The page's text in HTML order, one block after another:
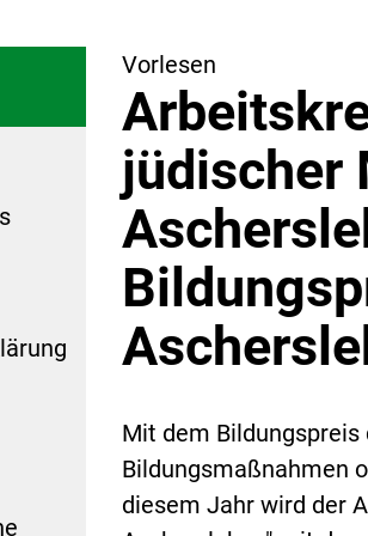
Vorlesen
jüdischer
Mit dem
Bildungsmaßnahmen
diesem Jahr wird der